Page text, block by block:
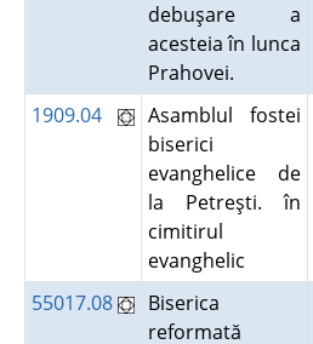
debuşare a
acesteia în lunca
Prahovei.
1909.04
Asamblul fostei
biserici
evanghelice de
la Petreşti. în
cimitirul
evanghelic
55017.08
Biserica
reformată